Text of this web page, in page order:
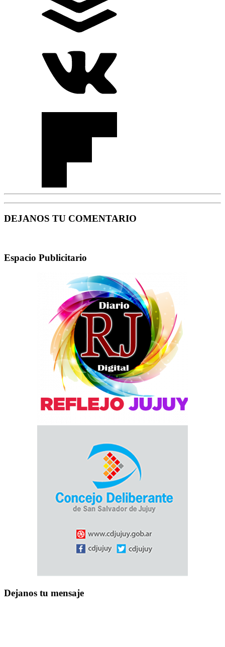
DEJANOS TU COMENTARIO
Espacio Publicitario
Dejanos tu mensaje